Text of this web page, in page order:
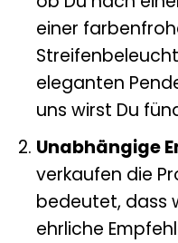
einer
eleganten
uns wirst Du
Unabhängige
verkaufen die
bedeutet, dass
ehrliche